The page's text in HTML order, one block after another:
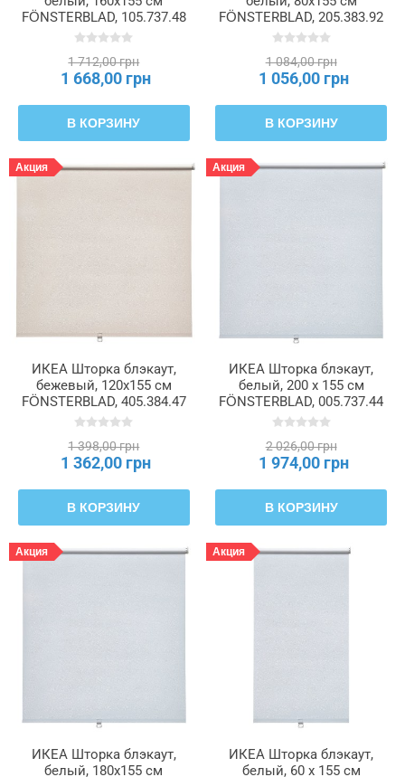
FÖNSTERBLAD, 105.737.48
1 712,00 грн
1 668,00 грн
В КОРЗИНУ
FÖNSTERBLAD, 205.383.92
1 084,00 грн
1 056,00 грн
В КОРЗИНУ
Акция
ИКЕА Шторка блэкаут,
бежевый, 120x155 см
FÖNSTERBLAD, 405.384.47
1 398,00 грн
1 362,00 грн
В КОРЗИНУ
Акция
ИКЕА Шторка блэкаут,
белый, 200 x 155 см
FÖNSTERBLAD, 005.737.44
2 026,00 грн
1 974,00 грн
В КОРЗИНУ
Акция
ИКЕА Шторка блэкаут,
белый, 180x155 см
Акция
ИКЕА Шторка блэкаут,
белый, 60 x 155 см